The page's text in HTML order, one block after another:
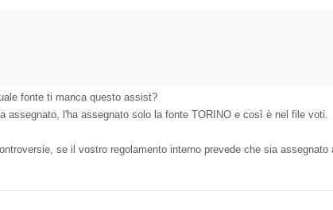
fonte ti manca questo assist?
assegnato, l'ha assegnato solo la fonte TORINO e così è nel file voti.
se il vostro regolamento interno prevede che sia